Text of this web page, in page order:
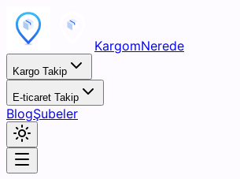
KargomNerede
Kargo Takip
E-ticaret Takip
BlogŞubeler